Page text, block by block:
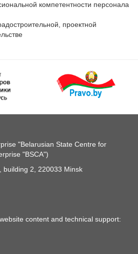
компетентности персонала
проектной
"Belarusian State Centre for
"BSCA")
building 2, 220033 Minsk
content and technical support: